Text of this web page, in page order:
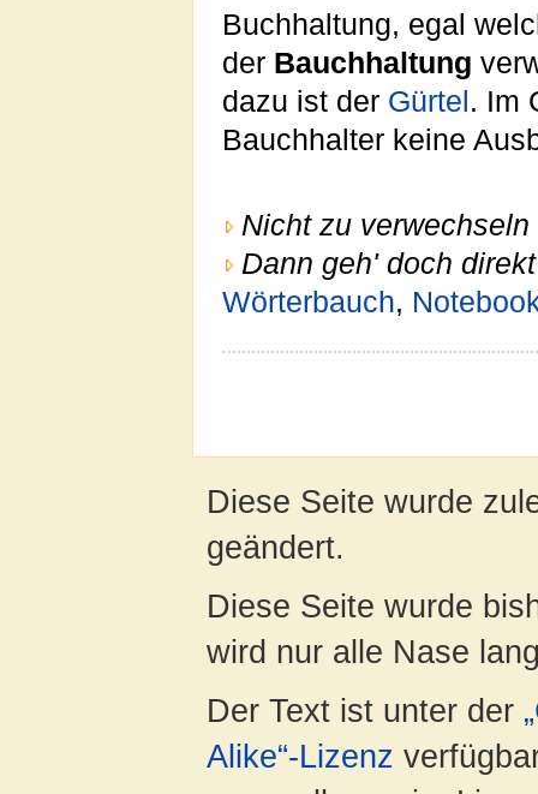
Buchhaltung, egal
der Bauchhaltung
dazu ist der Gürtel . Im
Bauchhalter keine
Nicht zu verwechseln
Dann geh' doch
Wörterbauch,
Diese Seite wurde
geändert.
Diese Seite wurde
wird nur alle Nase
Der Text ist unter der
Alike“-Lizenz